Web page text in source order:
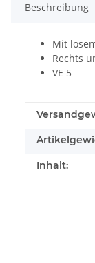
Beschreibung
Mit
Rechts
VE 5
Wert
Inhalt: